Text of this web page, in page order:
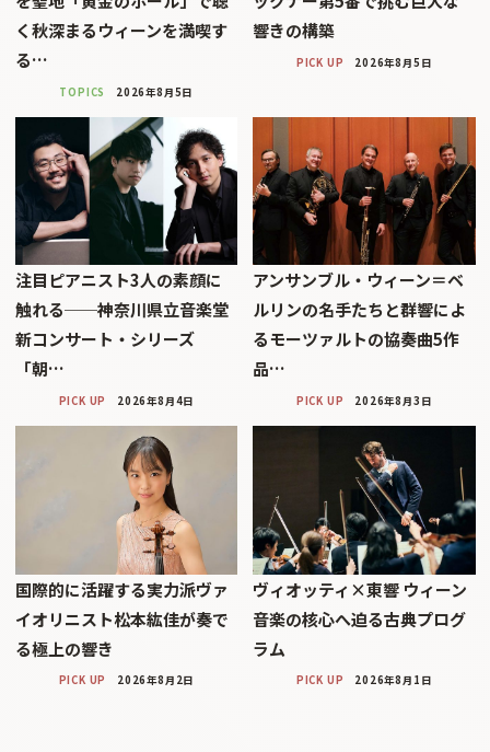
く秋深まるウィーンを満喫す
る…
TOPICS 2026年8月5日
響きの構築
PICK UP 2026年8月5日
注目ピアニスト3人の素顔に
触れる──神奈川県立音楽堂
新コンサート・シリーズ
「朝…
PICK UP 2026年8月4日
アンサンブル・ウィーン＝ベ
ルリンの名手たちと群響によ
るモーツァルトの協奏曲5作
品…
PICK UP 2026年8月3日
国際的に活躍する実力派ヴァ
イオリニスト松本紘佳が奏で
る極上の響き
PICK UP 2026年8月2日
ヴィオッティ×東響 ウィーン
音楽の核心へ迫る古典プログ
ラム
PICK UP 2026年8月1日